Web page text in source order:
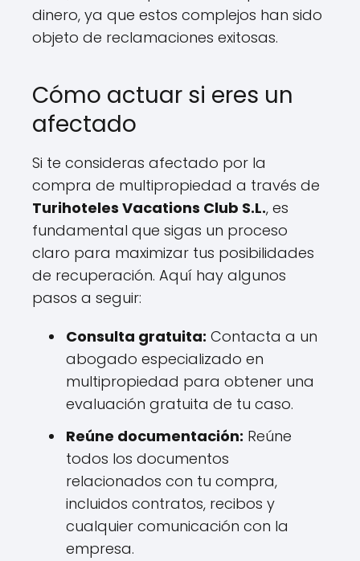
dinero, ya que estos complejos han sido
objeto de reclamaciones exitosas.
Cómo actuar si eres un
afectado
Si te consideras afectado por la
compra de multipropiedad a través de
Turihoteles Vacations Club S.L., es
fundamental que sigas un proceso
claro para maximizar tus posibilidades
de recuperación. Aquí hay algunos
pasos a seguir:
Consulta gratuita: Contacta a un
abogado especializado en
multipropiedad para obtener una
evaluación gratuita de tu caso.
Reúne documentación: Reúne
todos los documentos
relacionados con tu compra,
incluidos contratos, recibos y
cualquier comunicación con la
empresa.